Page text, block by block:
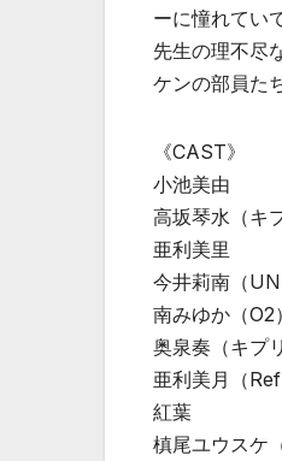
ーに憧れてい
先生の理不尽
ケンの部員た
《CAST》
小池美由
高坂琴水（キ
亜利美里
今井莉南（
南みゆか（O2）
奥泉奏（キプ
亜利美月（
紅葉
槙尾ユウスケ